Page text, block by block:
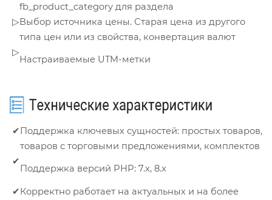
fb_product_category для раздела
▷Выбор источника цены. Старая цена из другого
типа цен или из свойства, конвертация валют
▷
Настраиваемые UTM-метки
✔Поддержка ключевых сущностей: простых товаров,
товаров с торговыми предложениями, комплектов
✔
Поддержка версий PHP: 7.x, 8.x
✔Корректно работает на актуальных и на более